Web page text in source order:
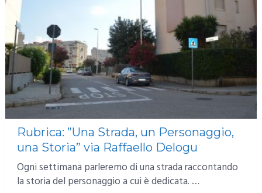
Rubrica: ”Una Strada, un Personaggio,
una Storia” via Raffaello Delogu
Ogni settimana parleremo di una strada raccontando
la storia del personaggio a cui è dedicata. …